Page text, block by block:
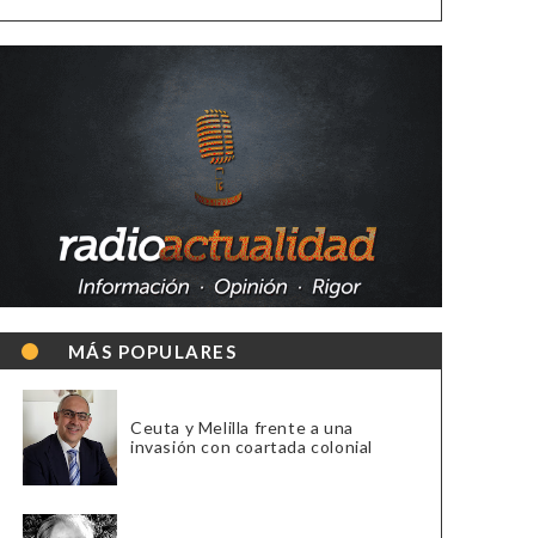
MÁS POPULARES
Ceuta y Melilla frente a una
invasión con coartada colonial